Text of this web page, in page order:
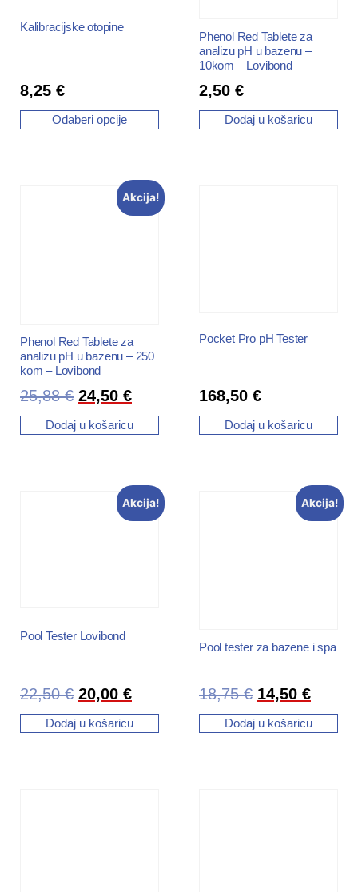
Kalibracijske otopine
8,25 €
Odaberi opcije
Phenol Red Tablete za
analizu pH u bazenu –
10kom – Lovibond
2,50 €
Dodaj u košaricu
Akcija!
Phenol Red Tablete za
analizu pH u bazenu – 250
kom – Lovibond
25,88€ 24,50 €
Dodaj u košaricu
Pocket Pro pH Tester
168,50 €
Dodaj u košaricu
Akcija!
Pool Tester Lovibond
22,50€ 20,00 €
Dodaj u košaricu
Akcija!
Pool tester za bazene i spa
18,75€ 14,50 €
Dodaj u košaricu